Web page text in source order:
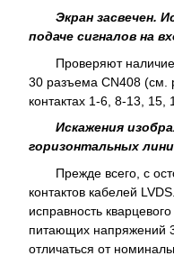
Экран засвечен.
подаче сигналов на
Проверяют
30 разъема CN408 (см.
контактах 1-6, 8-13, 15,
Искажения
горизонтальных
Прежде всего, с
контактов кабелей
исправность
питающих напряжений
отличаться от